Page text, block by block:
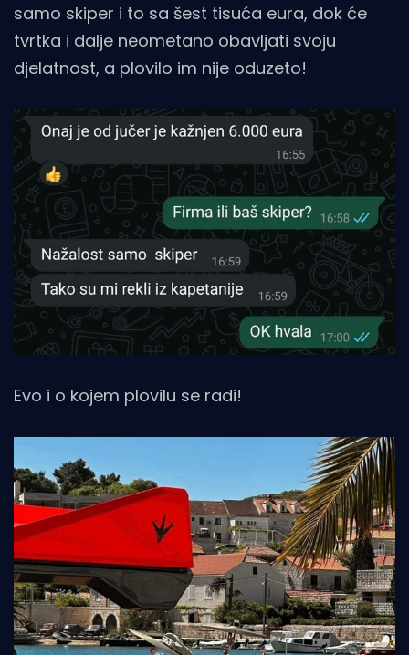
samo skiper i to sa šest tisuća eura, dok će
tvrtka i dalje neometano obavljati svoju
djelatnost, a plovilo im nije oduzeto!
Evo i o kojem plovilu se radi!